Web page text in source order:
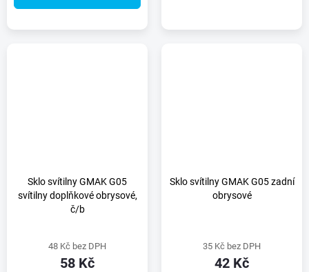
Sklo svítilny GMAK G05
svítilny doplňkové obrysové,
č/b
48 Kč bez DPH
58 Kč
Sklo svítilny GMAK G05 zadní
obrysové
35 Kč bez DPH
42 Kč